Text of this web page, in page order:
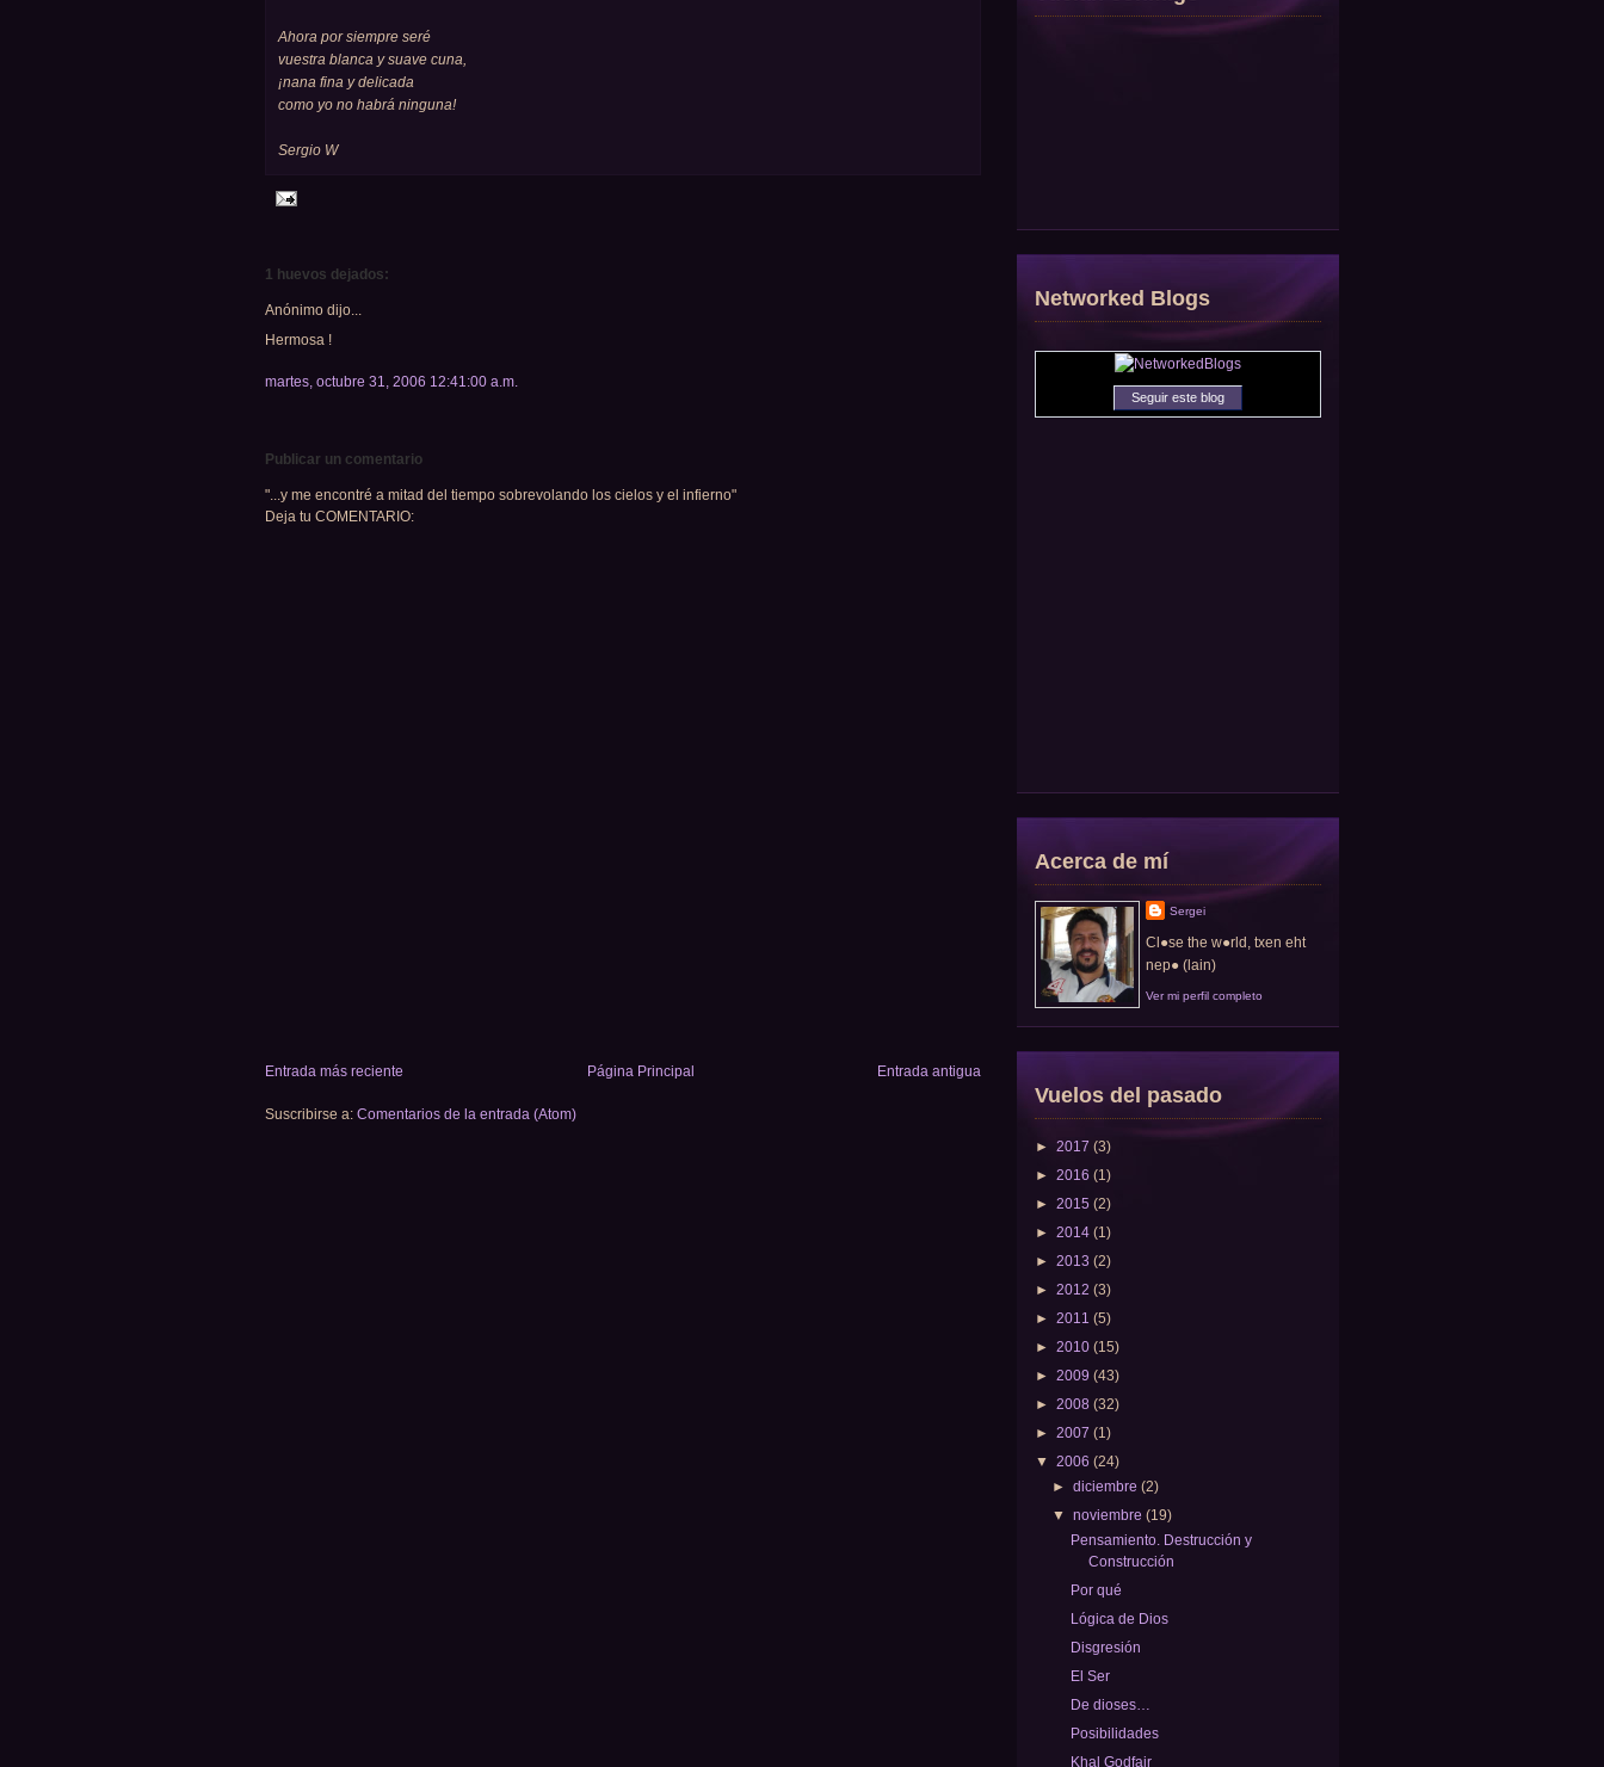
Ahora por siempre seré
vuestra blanca y suave cuna,
¡nana fina y delicada
como yo no habrá ninguna!
Sergio W
1 huevos dejados:
Anónimo dijo...
Hermosa !
martes, octubre 31, 2006 12:41:00 a.m.
Publicar un comentario
"...y me encontré a mitad del tiempo sobrevolando los cielos y el infierno"
Deja tu COMENTARIO:
Entrada más reciente Entrada antigua
Página Principal
Suscribirse a: Comentarios de la entrada (Atom)
Networked Blogs
Seguir este blog
Acerca de mí
Sergei
Cl●se the w●rld, txen eht
nep● (lain)
Ver mi perfil completo
Vuelos del pasado
► 2017 (3)
► 2016 (1)
► 2015 (2)
► 2014 (1)
► 2013 (2)
► 2012 (3)
► 2011 (5)
► 2010 (15)
► 2009 (43)
► 2008 (32)
► 2007 (1)
▼ 2006 (24)
►diciembre(2)
▼noviembre(19)
Pensamiento. Destrucción y
Construcción
Por qué
Lógica de Dios
Disgresión
El Ser
De dioses…
Posibilidades
Khal Godfair